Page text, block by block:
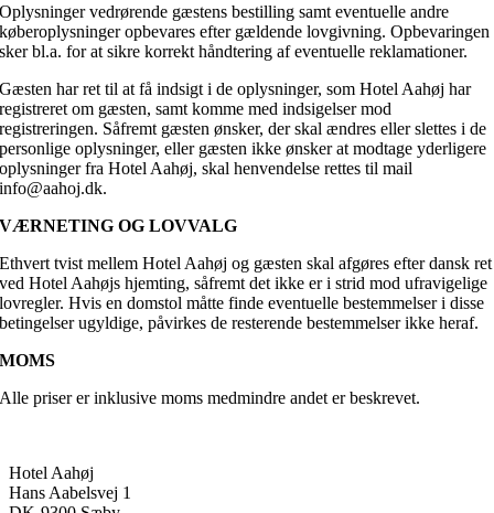
Oplysninger vedrørende gæstens bestilling samt eventuelle andre
køberoplysninger opbevares efter gældende lovgivning. Opbevaringen
sker bl.a. for at sikre korrekt håndtering af eventuelle reklamationer.
Gæsten har ret til at få indsigt i de oplysninger, som Hotel Aahøj har
registreret om gæsten, samt komme med indsigelser mod
registreringen. Såfremt gæsten ønsker, der skal ændres eller slettes i de
personlige oplysninger, eller gæsten ikke ønsker at modtage yderligere
oplysninger fra Hotel Aahøj, skal henvendelse rettes til mail
info@aahoj.dk.
VÆRNETING OG LOVVALG
Ethvert tvist mellem Hotel Aahøj og gæsten skal afgøres efter dansk ret
ved Hotel Aahøjs hjemting, såfremt det ikke er i strid mod ufravigelige
lovregler. Hvis en domstol måtte finde eventuelle bestemmelser i disse
betingelser ugyldige, påvirkes de resterende bestemmelser ikke heraf.
MOMS
Alle priser er inklusive moms medmindre andet er beskrevet.
Hotel Aahøj
Hans Aabelsvej 1